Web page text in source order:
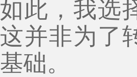
如此，我选
这并非为了
基础。